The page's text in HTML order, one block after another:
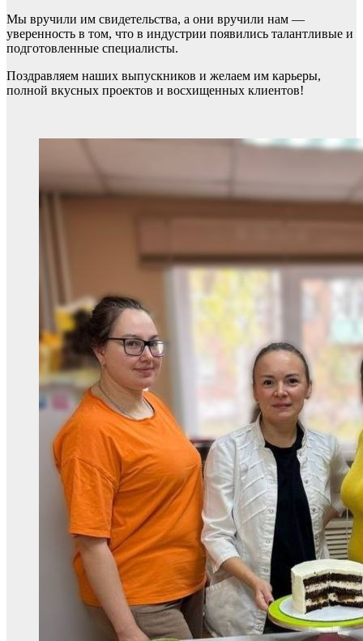
Мы вручили им свидетельства, а они вручили нам —
уверенность в том, что в индустрии появились талантливые и
подготовленные специалисты.
Поздравляем наших выпускников и желаем им карьеры,
полной вкусных проектов и восхищенных клиентов!